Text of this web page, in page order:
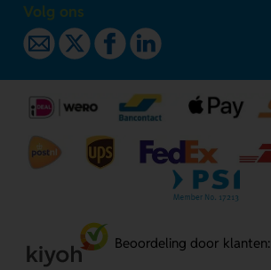
Volg ons
Beoordeling door